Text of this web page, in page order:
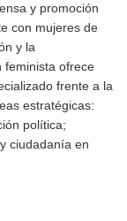
y promoción
con mujeres de
y la
feminista ofrece
frente a la
estratégicas:
política;
ciudadanía en